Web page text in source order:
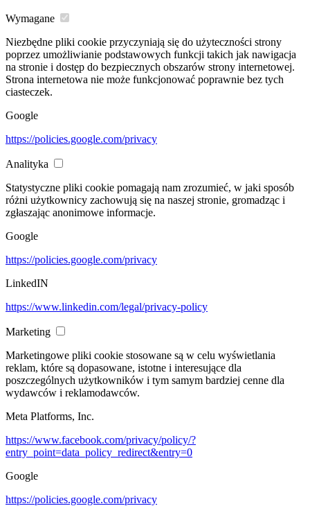
Wymagane
Niezbędne pliki cookie przyczyniają się do użyteczności strony
poprzez umożliwianie podstawowych funkcji takich jak nawigacja
na stronie i dostęp do bezpiecznych obszarów strony internetowej.
Strona internetowa nie może funkcjonować poprawnie bez tych
ciasteczek.
Google
https://policies.google.com/privacy
Analityka
Statystyczne pliki cookie pomagają nam zrozumieć, w jaki sposób
różni użytkownicy zachowują się na naszej stronie, gromadząc i
zgłaszając anonimowe informacje.
Google
https://policies.google.com/privacy
LinkedIN
https://www.linkedin.com/legal/privacy-policy
Marketing
Marketingowe pliki cookie stosowane są w celu wyświetlania
reklam, które są dopasowane, istotne i interesujące dla
poszczególnych użytkowników i tym samym bardziej cenne dla
wydawców i reklamodawców.
Meta Platforms, Inc.
https://www.facebook.com/privacy/policy/?
entry_point=data_policy_redirect&entry=0
Google
https://policies.google.com/privacy